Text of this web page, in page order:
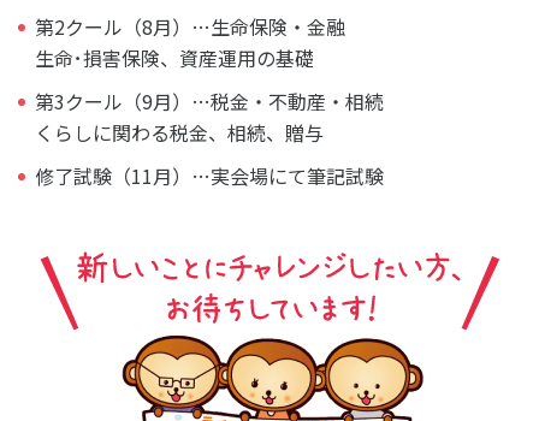
第2クール（8月）…生命保険・金融
生命･損害保険、資産運用の基礎
第3クール（9月）…税金・不動産・相続
くらしに関わる税金、相続、贈与
修了試験（11月）…実会場にて筆記試験